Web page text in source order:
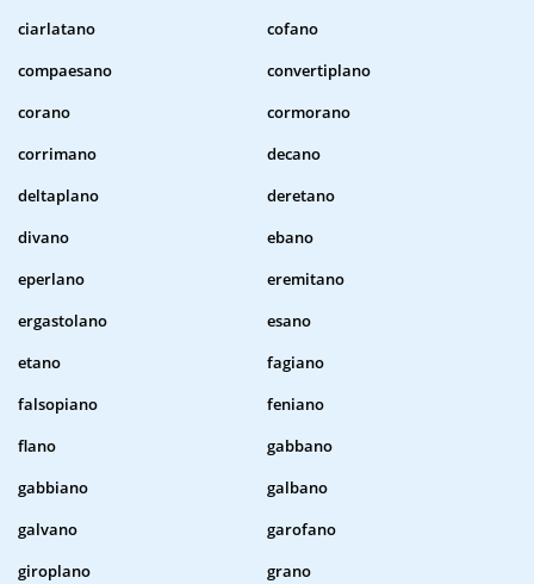
ciarlatano
cofano
compaesano
convertiplano
corano
cormorano
corrimano
decano
deltaplano
deretano
divano
ebano
eperlano
eremitano
ergastolano
esano
etano
fagiano
falsopiano
feniano
flano
gabbano
gabbiano
galbano
galvano
garofano
giroplano
grano